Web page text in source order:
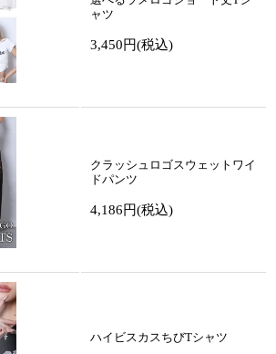
ャツ
3,450円(税込)
クラッシュロゴスウェットワイ
ドパンツ
4,186円(税込)
ハイビスカスちびTシャツ